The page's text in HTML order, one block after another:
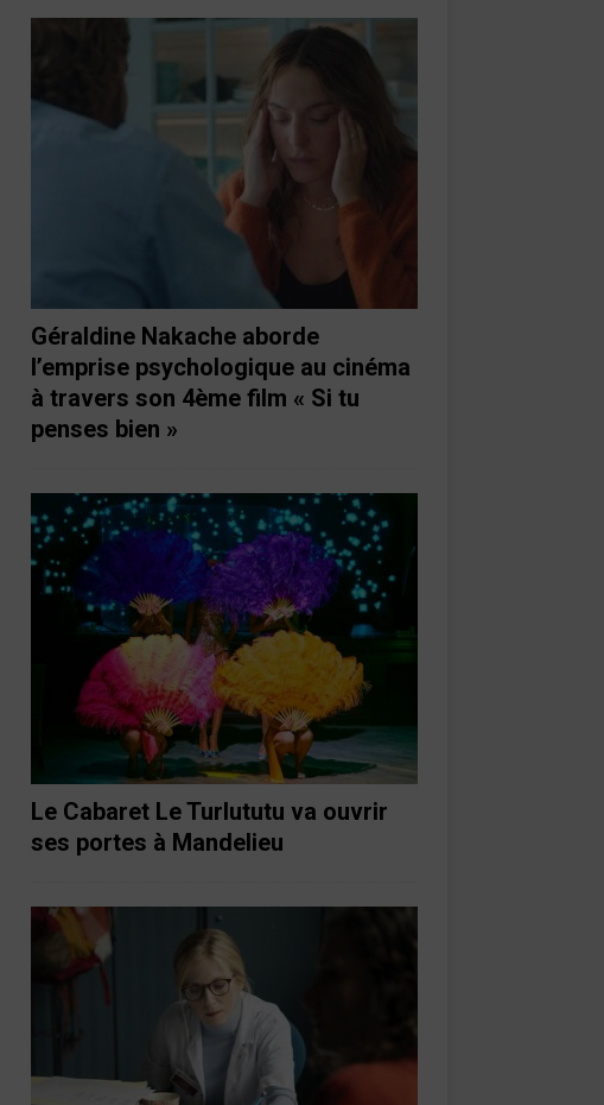
Géraldine Nakache aborde
l’emprise psychologique au cinéma
à travers son 4ème film « Si tu
penses bien »
Le Cabaret Le Turlututu va ouvrir
ses portes à Mandelieu